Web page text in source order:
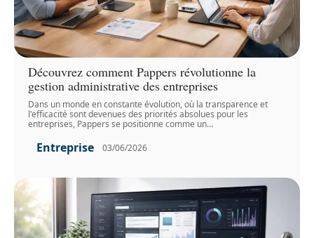
Découvrez comment Pappers révolutionne la
gestion administrative des entreprises
Dans un monde en constante évolution, où la transparence et
l'efficacité sont devenues des priorités absolues pour les
entreprises, Pappers se positionne comme un…
Entreprise 03/06/2026